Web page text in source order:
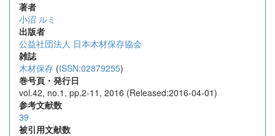
著者
小沼 ルミ
出版者
公益社団法人 日本木材保存協会
雑誌
木材保存 (ISSN:02879255)
巻号頁・発行日
vol.42, no.1, pp.2-11, 2016 (Released:2016-04-01)
参考文献数
39
被引用文献数